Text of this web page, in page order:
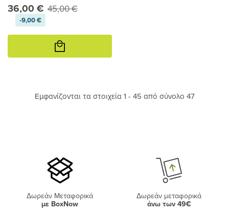
36,00 € 45,00 €
-9,00 €
Προσθήκη
καλάθι
Εμφανίζονται τα στοιχεία 1 - 45 από σύνολο 47
Δωρεάν Μεταφορικά
με BoxNow
Δωρεάν μεταφορικά
άνω των 49€